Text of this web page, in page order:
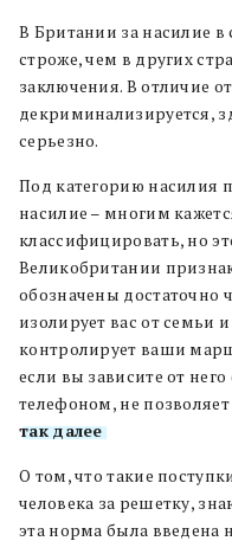
В Британии за насилие в
строже, чем в других
заключения. В отличие
декриминализируется,
серьезно.
Под категорию насилия
насилие – многим
классифицировать, но
Великобритании
обозначены достаточно
изолирует вас от семьи
контролирует ваши
если вы зависите от
телефоном, не
так далее.
О том, что такие
человека за решетку,
эта норма была введена